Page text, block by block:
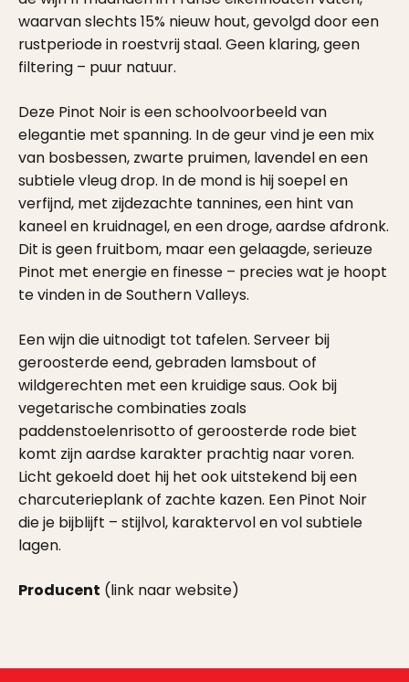
waarvan slechts 15% nieuw hout, gevolgd door een
rustperiode in roestvrij staal. Geen klaring, geen
filtering – puur natuur.
Deze Pinot Noir is een schoolvoorbeeld van
elegantie met spanning. In de geur vind je een mix
van bosbessen, zwarte pruimen, lavendel en een
subtiele vleug drop. In de mond is hij soepel en
verfijnd, met zijdezachte tannines, een hint van
kaneel en kruidnagel, en een droge, aardse afdronk.
Dit is geen fruitbom, maar een gelaagde, serieuze
Pinot met energie en finesse – precies wat je hoopt
te vinden in de Southern Valleys.
Een wijn die uitnodigt tot tafelen. Serveer bij
geroosterde eend, gebraden lamsbout of
wildgerechten met een kruidige saus. Ook bij
vegetarische combinaties zoals
paddenstoelenrisotto of geroosterde rode biet
komt zijn aardse karakter prachtig naar voren.
Licht gekoeld doet hij het ook uitstekend bij een
charcuterieplank of zachte kazen. Een Pinot Noir
die je bijblijft – stijlvol, karaktervol en vol subtiele
lagen.
Producent (link naar website)